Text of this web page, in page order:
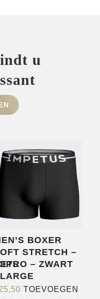
u
BOXER
STRETCH –
– ZWART
TOEVOEGEN